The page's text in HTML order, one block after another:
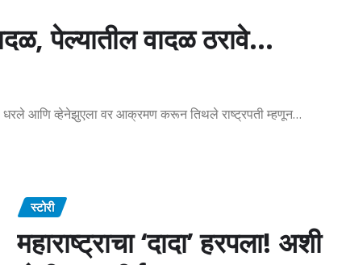
पेल्यातील वादळ ठरावे…
धरले आणि व्हेनेझुएला वर आक्रमण करून तिथले राष्ट्रपती म्हणून…
स्टोरी
महाराष्ट्राचा ‘दादा’ हरपला! अशी